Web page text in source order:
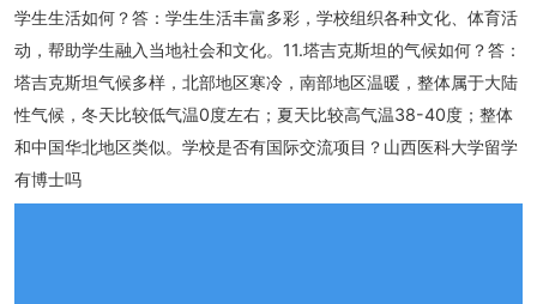
学生生活如何？答：学生生活丰富多彩，学校组织各种文化、体育活
动，帮助学生融入当地社会和文化。11.塔吉克斯坦的气候如何？答：
塔吉克斯坦气候多样，北部地区寒冷，南部地区温暖，整体属于大陆
性气候，冬天比较低气温0度左右；夏天比较高气温38-40度；整体
和中国华北地区类似。学校是否有国际交流项目？山西医科大学留学
有博士吗